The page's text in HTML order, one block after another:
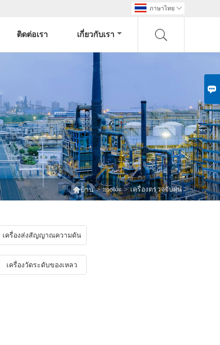

ภาษาไทย 
ติดต่อเรา เกี่ยวกับเรา
บ้าน > προϊόν > เครื่องตรวจจับฝุ่น
เครื่องส่งสัญญาณความดัน
เครื่องวัดระดับของเหลว